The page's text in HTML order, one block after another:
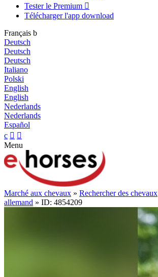
Tester le Premium 
Télécharger l'app download
Français b
Deutsch
Deutsch
Deutsch
Italiano
Polski
English
English
Nederlands
Nederlands
Español
c  
Menu
Marché aux chevaux » Rechercher des chevaux
allemand » ID: 4854209